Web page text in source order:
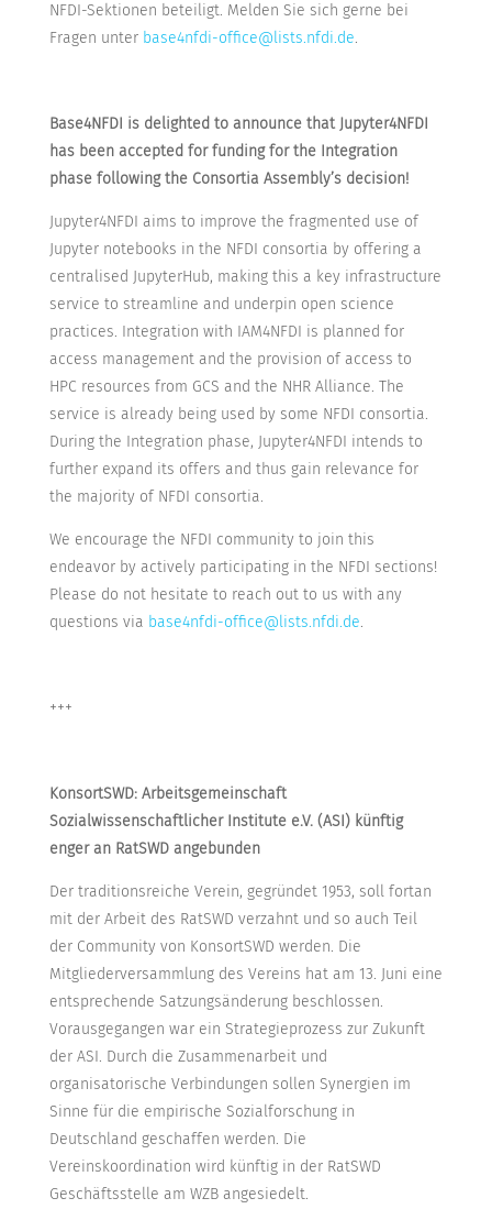
NFDI-Sektionen beteiligt. Melden Sie sich gerne bei
Fragen unter base4nfdi-office@lists.nfdi.de.
Base4NFDI is delighted to announce that Jupyter4NFDI
has been accepted for funding for the Integration
phase following the Consortia Assembly’s decision!
Jupyter4NFDI aims to improve the fragmented use of
Jupyter notebooks in the NFDI consortia by offering a
centralised JupyterHub, making this a key infrastructure
service to streamline and underpin open science
practices. Integration with IAM4NFDI is planned for
access management and the provision of access to
HPC resources from GCS and the NHR Alliance. The
service is already being used by some NFDI consortia.
During the Integration phase, Jupyter4NFDI intends to
further expand its offers and thus gain relevance for
the majority of NFDI consortia.
We encourage the NFDI community to join this
endeavor by actively participating in the NFDI sections!
Please do not hesitate to reach out to us with any
questions via base4nfdi-office@lists.nfdi.de.
+++
KonsortSWD: Arbeitsgemeinschaft
Sozialwissenschaftlicher Institute e.V. (ASI) künftig
enger an RatSWD angebunden
Der traditionsreiche Verein, gegründet 1953, soll fortan
mit der Arbeit des RatSWD verzahnt und so auch Teil
der Community von KonsortSWD werden. Die
Mitgliederversammlung des Vereins hat am 13. Juni eine
entsprechende Satzungsänderung beschlossen.
Vorausgegangen war ein Strategieprozess zur Zukunft
der ASI. Durch die Zusammenarbeit und
organisatorische Verbindungen sollen Synergien im
Sinne für die empirische Sozialforschung in
Deutschland geschaffen werden. Die
Vereinskoordination wird künftig in der RatSWD
Geschäftsstelle am WZB angesiedelt.